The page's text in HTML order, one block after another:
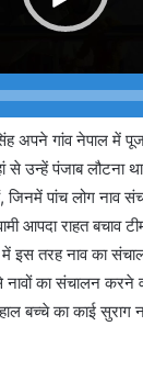
अपने गांव नेपाल में
से उन्हें पंजाब लौटना
जिनमें पांच लोग नाव
आपदा राहत बचाव
में इस तरह नाव का
का संचालन करने
बच्चे का काई सुराग